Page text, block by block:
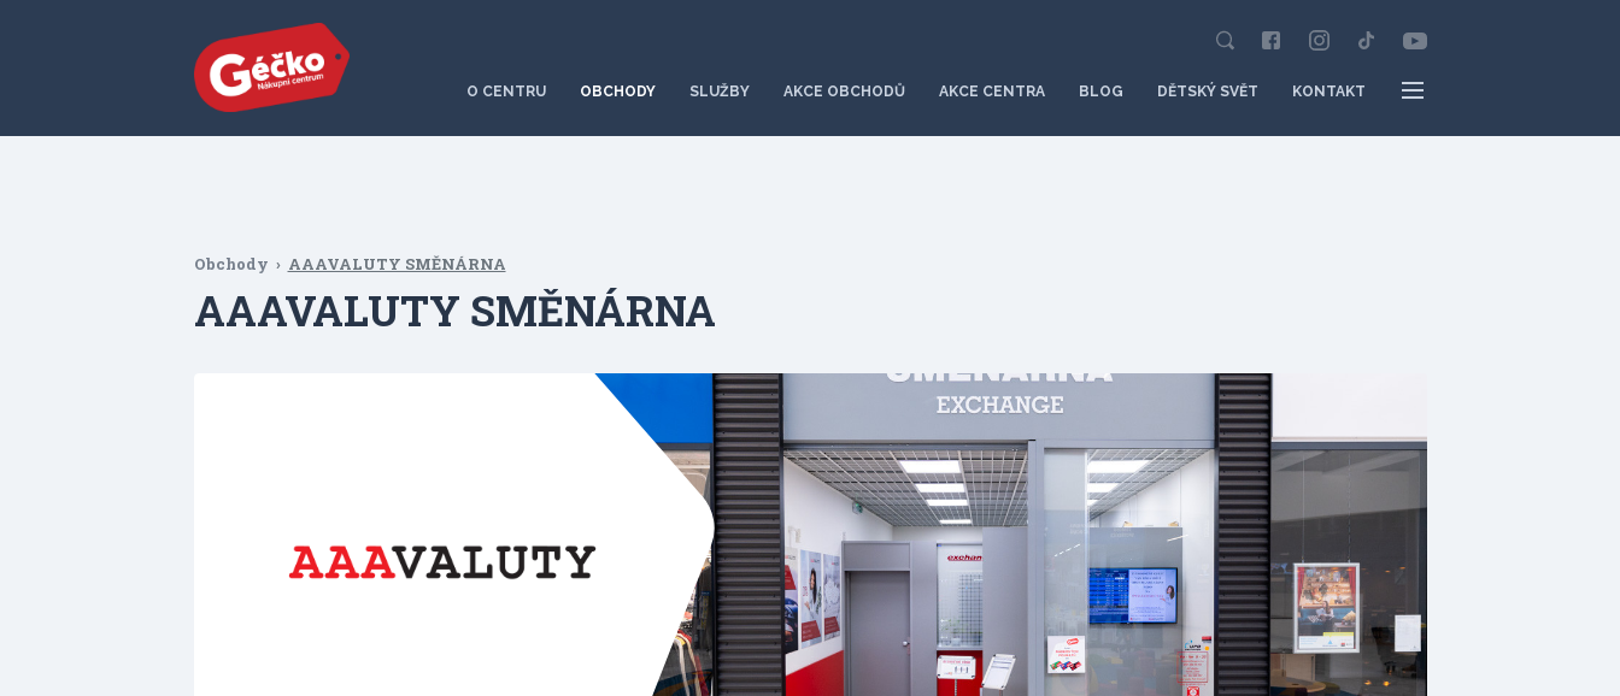
O CENTRU OBCHODY SLUŽBY AKCE OBCHODŮ AKCE CENTRA BLOG DĚTSKÝ SVĚT KONTAKT
Obchody AAAVALUTY SMĚNÁRNA
AAAVALUTY SMĚNÁRNA